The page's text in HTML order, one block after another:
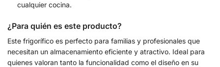
cualquier cocina.
¿Para quién es este producto?
Este frigorífico es perfecto para familias y profesionales que
necesitan un almacenamiento eficiente y atractivo. Ideal para
quienes valoran tanto la funcionalidad como el diseño en su